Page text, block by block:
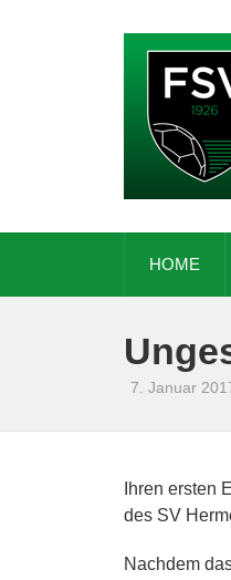
HOME
7. Januar
Ihren ersten
des SV
Nachdem